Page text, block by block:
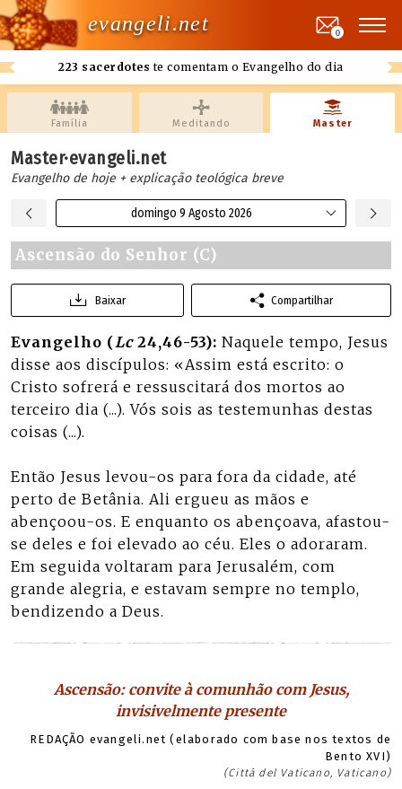
evangeli.net
223 sacerdotes te comentam o Evangelho do dia
0
Família Meditando Master
Master·evangeli.net
Evangelho de hoje + explicação teológica breve
domingo 9 Agosto 2026
Ascensão do Senhor (C)
Baixar Compartilhar
Evangelho (Lc24,46-53): Naquele tempo, Jesus
disse aos discípulos: «Assim está escrito: o
Cristo sofrerá e ressuscitará dos mortos ao
terceiro dia (...). Vós sois as testemunhas destas
coisas (...).
Então Jesus levou-os para fora da cidade, até
perto de Betânia. Ali ergueu as mãos e
abençoou-os. E enquanto os abençoava, afastou-
se deles e foi elevado ao céu. Eles o adoraram.
Em seguida voltaram para Jerusalém, com
grande alegria, e estavam sempre no templo,
bendizendo a Deus.
Ascensão: convite à comunhão com Jesus,
invisivelmente presente
REDAÇÃO evangeli.net (elaborado com base nos textos de
Bento XVI)
(Città del Vaticano, Vaticano)